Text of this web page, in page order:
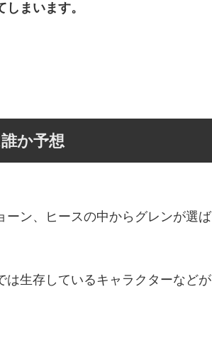
まいます。
か予想
ーン、ヒースの中からグレンが選ば
は生存しているキャラクターなどが